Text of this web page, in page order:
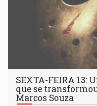
SEXTA-FEIRA 13:
que se
Marcos Souza